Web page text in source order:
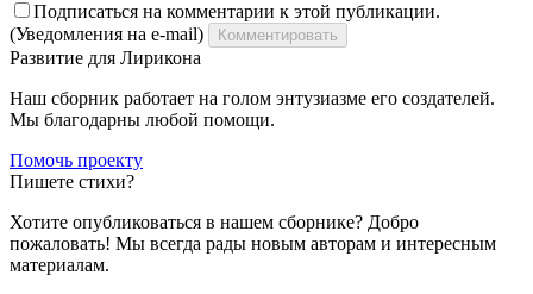
Подписаться на комментарии к этой публикации.
(Уведомления на e-mail)
Комментировать
Развитие для Лирикона
Наш сборник работает на голом энтузиазме его создателей.
Мы благодарны любой помощи.
Помочь проекту
Пишете стихи?
Хотите опубликоваться в нашем сборнике? Добро
пожаловать! Мы всегда рады новым авторам и интересным
материалам.